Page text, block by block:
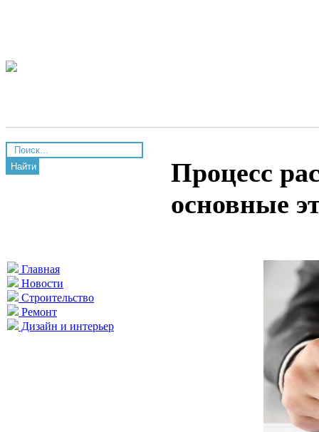
Найти
Главная
Новости
Строительство
Ремонт
Дизайн и интерьер
Процесс
основные